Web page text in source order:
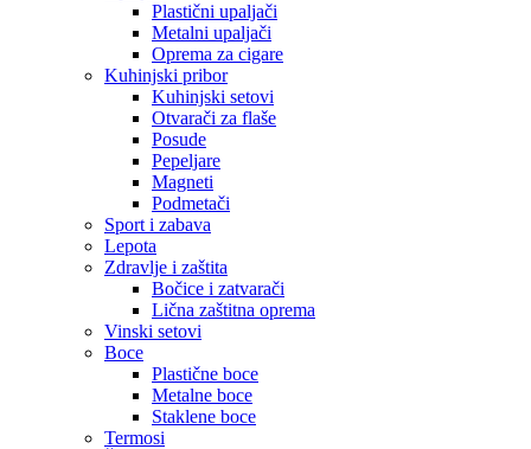
Plastični upaljači
Metalni upaljači
Oprema za cigare
Kuhinjski pribor
Kuhinjski setovi
Otvarači za flaše
Posude
Pepeljare
Magneti
Podmetači
Sport i zabava
Lepota
Zdravlje i zaštita
Bočice i zatvarači
Lična zaštitna oprema
Vinski setovi
Boce
Plastične boce
Metalne boce
Staklene boce
Termosi